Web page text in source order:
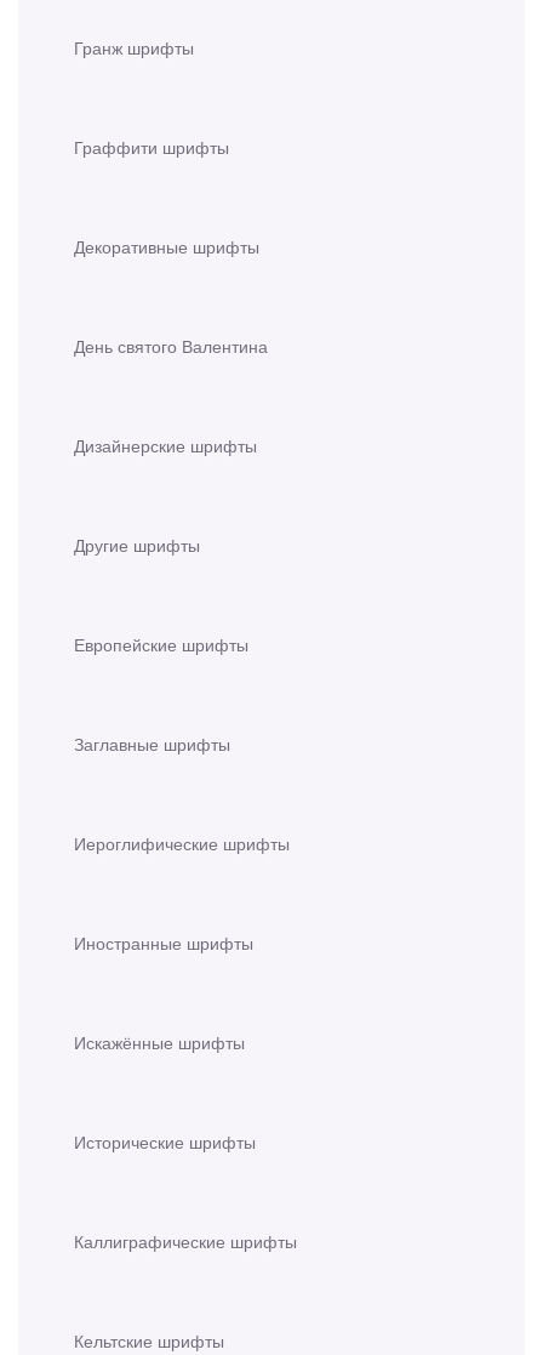
Гранж шрифты
Граффити шрифты
Декоративные шрифты
День святого Валентина
Дизайнерские шрифты
Другие шрифты
Европейские шрифты
Заглавные шрифты
Иероглифические шрифты
Иностранные шрифты
Искажённые шрифты
Исторические шрифты
Каллиграфические шрифты
Кельтские шрифты